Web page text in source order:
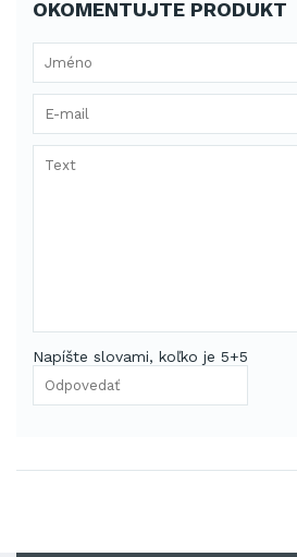
OKOMENTUJTE PRODUKT
Napíšte slovami, koľko je 5+5